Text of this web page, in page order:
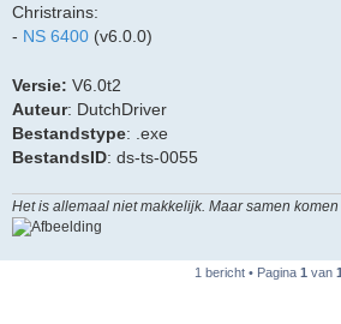
Christrains:
- NS 6400 (v6.0.0)
Versie: V6.0t2
Auteur: DutchDriver
Bestandstype: .exe
BestandsID: ds-ts-0055
Het is allemaal niet makkelijk. Maar samen
1 bericht • Pagina 1 van 1